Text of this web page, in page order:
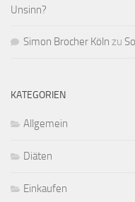
Unsinn?
Simon Brocher Köln zu
KATEGORIEN
Allgemein
Diäten
Einkaufen